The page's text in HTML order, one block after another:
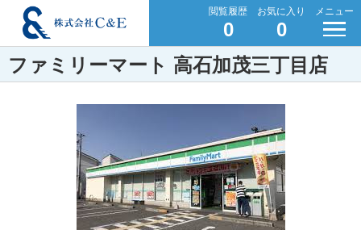
閲覧履歴
0
お気に入り
0
メニュー
ファミリーマート 高石加茂三丁目店